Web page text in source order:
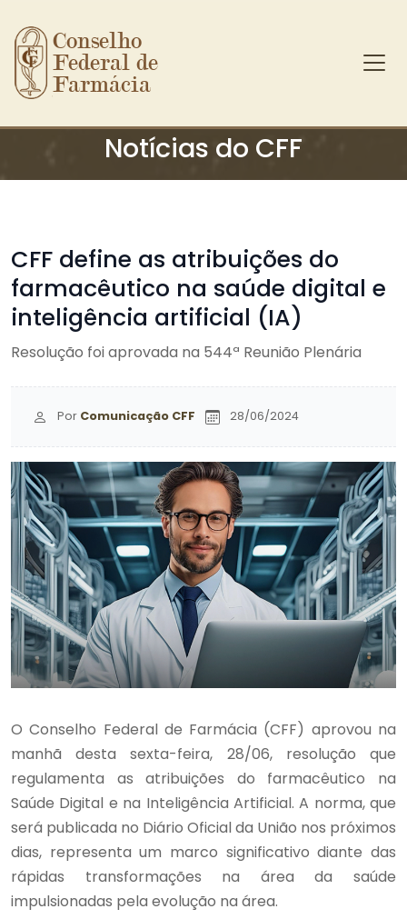
Ir para o conteúdo principal
Conselho
Federal de
Farmácia
Notícias do CFF
CFF define as atribuições do
farmacêutico na saúde digital e
inteligência artificial (IA)
Resolução foi aprovada na 544ª Reunião Plenária
Por Comunicação CFF 28/06/2024
O Conselho Federal de Farmácia (CFF) aprovou na
manhã desta sexta-feira, 28/06, resolução que
regulamenta as atribuições do farmacêutico na
Saúde Digital e na Inteligência Artificial. A norma, que
será publicada no Diário Oficial da União nos próximos
dias, representa um marco significativo diante das
rápidas transformações na área da saúde
impulsionadas pela evolução na área.